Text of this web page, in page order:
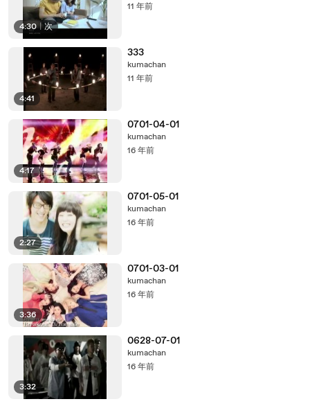
4:30 | 次
11 年前
4:41
333
kumachan
11 年前
4:17
0701-04-01
kumachan
16 年前
2:27
0701-05-01
kumachan
16 年前
3:36
0701-03-01
kumachan
16 年前
3:32
0628-07-01
kumachan
16 年前